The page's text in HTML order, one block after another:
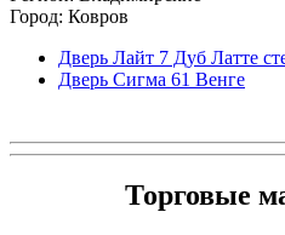
Город: Ковров
Дверь Лайт 7 Дуб Латте
Дверь Сигма 61 Венге
Торговые